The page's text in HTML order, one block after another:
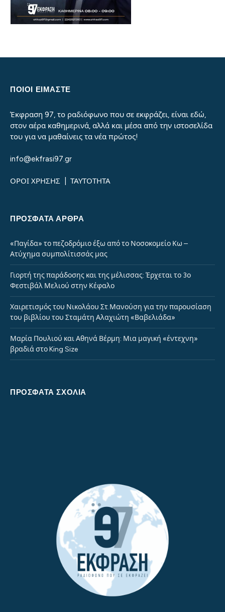
ΠΟΙΟΙ ΕΙΜΑΣΤΕ
Έκφραση 97, το ραδιόφωνο που σε εκφράζει, είναι εδώ,
στον αέρα καθημερινά, αλλά και μέσα από την ιστοσελίδα
του για να μαθαίνεις τα νέα πρώτος!
info@ekfrasi97.gr
ΟΡΟΙ ΧΡΗΣΗΣ ΤΑΥΤΟΤΗΤΑ
ΠΡΌΣΦΑΤΑ ΆΡΘΡΑ
«Παγίδα» το πεζοδρόμιο έξω από το Νοσοκομείο Κω –
Ατύχημα συμπολίτισσάς μας
Γιορτή της παράδοσης και της μέλισσας: Έρχεται το 3ο
Φεστιβάλ Μελιού στην Κέφαλο
Χαιρετισμός του Νικολάου Στ.Μανούση για την παρουσίαση
του βιβλίου του Σταμάτη Αλαχιώτη «Βαβελιάδα»
Μαρία Πουλιού και Αθηνά Βέρμη: Μια μαγική «έντεχνη»
βραδιά στο King Size
ΠΡΌΣΦΑΤΑ ΣΧΌΛΙΑ